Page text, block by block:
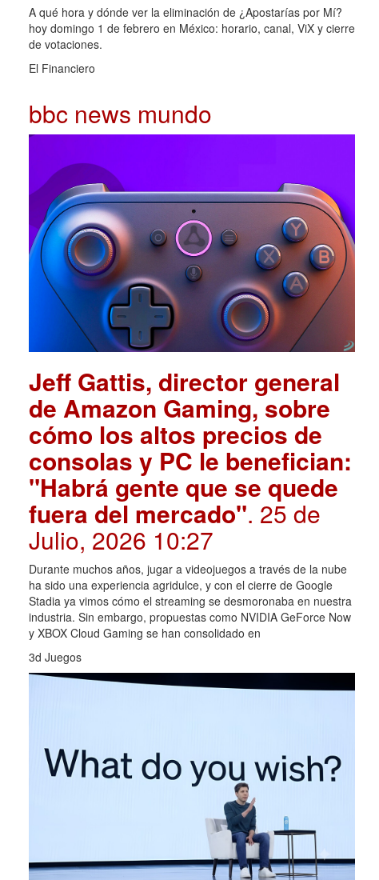
A qué hora y dónde ver la eliminación de ¿Apostarías por Mí?
hoy domingo 1 de febrero en México: horario, canal, ViX y cierre
de votaciones.
El Financiero
bbc news mundo
Jeff Gattis, director general
de Amazon Gaming, sobre
cómo los altos precios de
consolas y PC le benefician:
"Habrá gente que se quede
fuera del mercado". 25 de
Julio, 2026 10:27
Durante muchos años, jugar a videojuegos a través de la nube
ha sido una experiencia agridulce, y con el cierre de Google
Stadia ya vimos cómo el streaming se desmoronaba en nuestra
industria. Sin embargo, propuestas como NVIDIA GeForce Now
y XBOX Cloud Gaming se han consolidado en
3d Juegos